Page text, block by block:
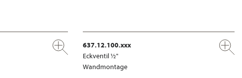
637.12.100.xxx
Eckventil ½"
Wandmontage